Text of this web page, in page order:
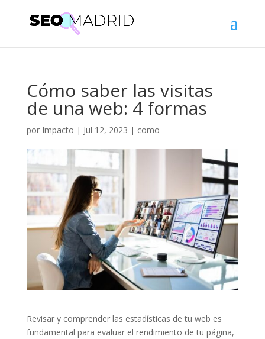
Cómo saber las visitas
de una web: 4 formas
por Impacto | Jul 12, 2023 | como
Revisar y comprender las estadísticas de tu web es
fundamental para evaluar el rendimiento de tu página,